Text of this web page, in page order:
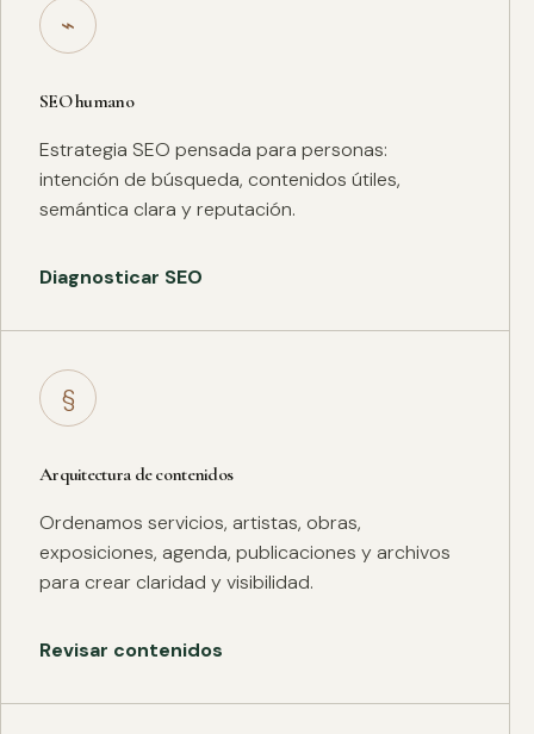
⌁
SEO humano
Estrategia SEO pensada para personas:
intención de búsqueda, contenidos útiles,
semántica clara y reputación.
Diagnosticar SEO
§
Arquitectura de contenidos
Ordenamos servicios, artistas, obras,
exposiciones, agenda, publicaciones y archivos
para crear claridad y visibilidad.
Revisar contenidos